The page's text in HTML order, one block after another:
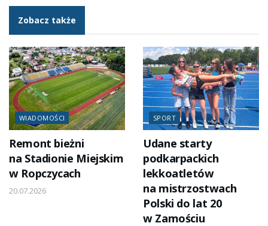
Zobacz także
WIADOMOŚCI
Remont bieżni
na Stadionie Miejskim
w Ropczycach
20.07.2026
SPORT
Udane starty
podkarpackich
lekkoatletów
na mistrzostwach
Polski do lat 20
w Zamościu